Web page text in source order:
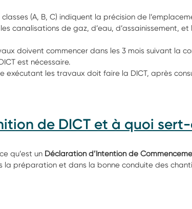
classes (A, B, C) indiquent la précision de
les canalisations de gaz, d’eau, d’assainissement,
doivent commencer dans les 3 mois suivant la
est nécessaire.
exécutant les travaux doit faire la DICT, après
de DICT et à quoi
qu’est un Déclaration d’Intention de
la préparation et dans la bonne conduite des